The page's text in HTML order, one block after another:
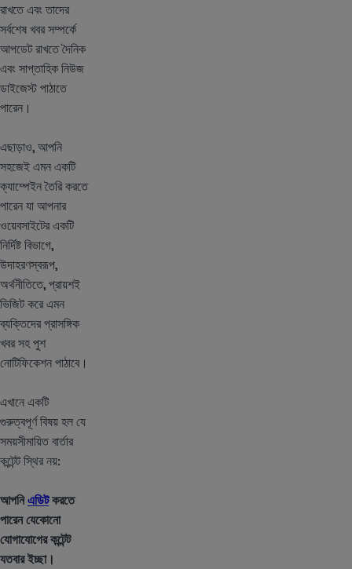
রাখতে এবং তাদের
সর্বশেষ খবর সম্পর্কে
আপডেট রাখতে দৈনিক
এবং সাপ্তাহিক নিউজ
ডাইজেস্ট পাঠাতে
পারেন।
এছাড়াও, আপনি
সহজেই এমন একটি
ক্যাম্পেইন তৈরি করতে
পারেন যা আপনার
ওয়েবসাইটের একটি
নির্দিষ্ট বিভাগে,
উদাহরণস্বরূপ,
অর্থনীতিতে, প্রায়শই
ভিজিট করে এমন
ব্যক্তিদের প্রাসঙ্গিক
খবর সহ পুশ
নোটিফিকেশন পাঠাবে।
এখানে একটি
গুরুত্বপূর্ণ বিষয় হল যে
সময়সীমায়িত বার্তার
কন্টেন্ট স্থির নয়:
আপনিএডিটকরতে
পারেন যেকোনো
যোগাযোগের কন্টেন্ট
যতবার ইচ্ছা।